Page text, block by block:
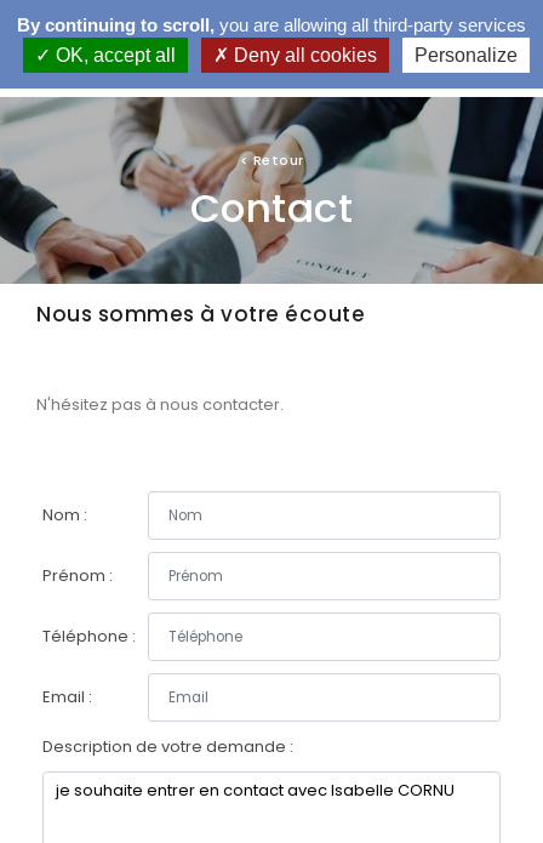
LA CNPM
LA MÉDIATION
TROUVER UN MÉDIATEUR
LES DIFFÉRENTS TYPES DE MÉDIATIONS
VEILLE JURIDIQUE
<Retour
Contact
Nous sommes à votre écoute
N'hésitez pas à nous contacter.
Nom :
Prénom :
Téléphone :
Email :
Description de votre demande :
By continuing to scroll, you are allowing all third-party services
OK, accept all
Deny all cookies Personalize